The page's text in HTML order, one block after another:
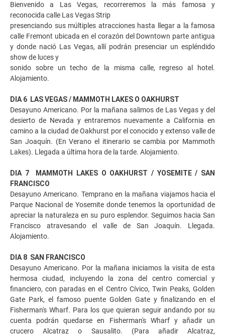
Bienvenido a Las Vegas, recorreremos la más famosa y
reconocida calle Las Vegas Strip
presenciando sus múltiples atracciones hasta llegar a la famosa
calle Fremont ubicada en el corazón del Downtown parte antigua
y donde nació Las Vegas, allí podrán presenciar un espléndido
show de luces y
sonido sobre un techo de la misma calle, regreso al hotel.
Alojamiento.
DIA 6 LAS VEGAS / MAMMOTH LAKES O OAKHURST
Desayuno Americano. Por la mañana salimos de Las Vegas y del
desierto de Nevada y entraremos nuevamente a California en
camino a la ciudad de Oakhurst por el conocido y extenso valle de
San Joaquín. (En Verano el itinerario se cambia por Mammoth
Lakes). Llegada a última hora de la tarde. Alojamiento.
DIA 7 MAMMOTH LAKES O OAKHURST / YOSEMITE / SAN
FRANCISCO
Desayuno Americano. Temprano en la mañana viajamos hacia el
Parque Nacional de Yosemite donde tenemos la oportunidad de
apreciar la naturaleza en su puro esplendor. Seguimos hacia San
Francisco atravesando el valle de San Joaquín. Llegada.
Alojamiento.
DIA 8 SAN FRANCISCO
Desayuno Americano. Por la mañana iniciamos la visita de esta
hermosa ciudad, incluyendo la zona del centro comercial y
financiero, con paradas en el Centro Cívico, Twin Peaks, Golden
Gate Park, el famoso puente Golden Gate y finalizando en el
Fisherman's Wharf. Para los que quieran seguir andando por su
cuenta podrán quedarse en Fisherman's Wharf y añadir un
crucero Alcatraz o Sausalito. (Para añadir Alcatraz,